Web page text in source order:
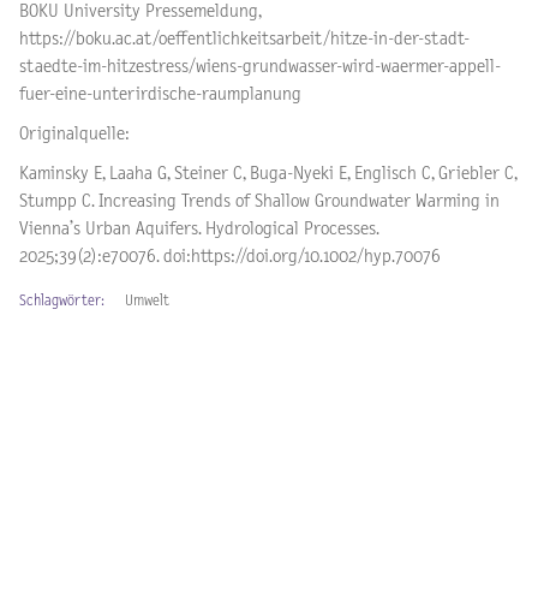
BOKU University Pressemeldung,
https://boku.ac.at/oeffentlichkeitsarbeit/hitze-in-der-stadt-
staedte-im-hitzestress/wiens-grundwasser-wird-waermer-appell-
fuer-eine-unterirdische-raumplanung
Originalquelle:
Kaminsky E, Laaha G, Steiner C, Buga-Nyeki E, Englisch C, Griebler C,
Stumpp C. Increasing Trends of Shallow Groundwater Warming in
Vienna’s Urban Aquifers. Hydrological Processes.
2025;39(2):e70076. doi:https://doi.org/10.1002/hyp.70076
Schlagwörter: Umwelt